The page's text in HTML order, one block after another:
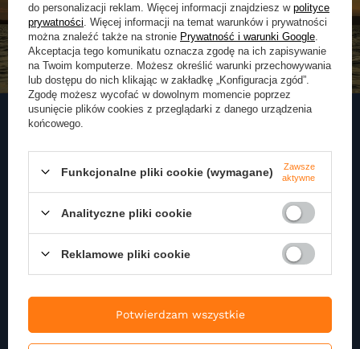
Zapisz się do naszego
Newslettera
Zapisz się do newslettera i otrzymuj najnowsze informacje o naszej
Podaj swoje imię
Podaj swój adres e-mail
do personalizacji reklam. Więcej informacji znajdziesz w polityce
prywatności . Więcej informacji na temat warunków i prywatności
można znaleźć także na stronie Prywatność i warunki Google
Akceptacja tego komunikatu oznacza zgodę na ich zapisywanie
na Twoim komputerze. Możesz określić warunki przechowywania
lub dostępu do nich klikając w zakładkę „Konfiguracja zgód”.
Zgodę możesz wycofać w dowolnym momencie poprzez
usunięcie plików cookies z przeglądarki z danego urządzenia
końcowego.
Funkcjonalne pliki cookie (wymagane)
Zawsze
aktywne
Analityczne pliki cookie
Reklamowe pliki cookie
Potwierdzam wszystkie